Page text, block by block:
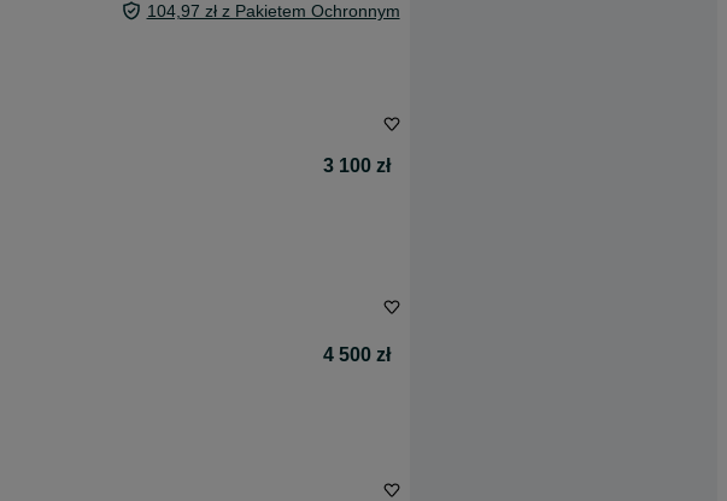
104,97 zł z Pakietem Ochronnym
3 100 zł
4 500 zł